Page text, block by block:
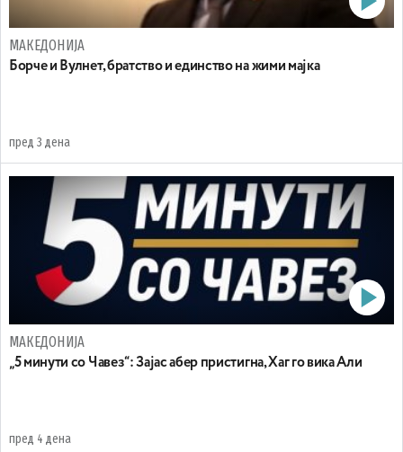
МАКЕДОНИЈА
Борче и Вулнет, братство и единство на жими мајка
пред 3 дена
МАКЕДОНИЈА
„5 минути со Чавез“: Зајас абер пристигна, Хаг го вика Али
пред 4 дена